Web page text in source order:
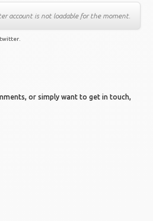
account is not loadable for the moment.
or simply want to get in touch,